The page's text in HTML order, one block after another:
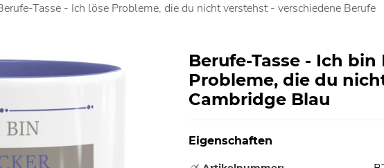
Tasse - Ich löse Probleme, die du nicht verstehst - verschiedene Berufe
Berufe-Tasse - Ich
Probleme, die du
Cambridge Blau
Eigenschaften